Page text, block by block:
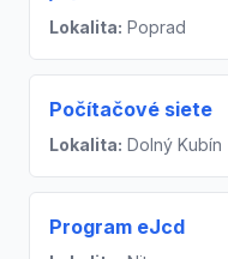
Lokalita: Poprad
Počítačové siete
Lokalita: Dolný Kubín
Program eJcd